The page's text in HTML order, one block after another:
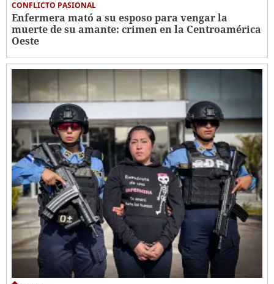
CONFLICTO PASIONAL
Enfermera mató a su esposo para vengar la
muerte de su amante: crimen en la Centroamérica
Oeste